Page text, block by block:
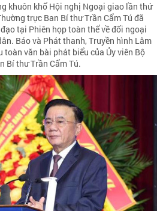
khuôn khổ Hội nghị Ngoại giao lần thứ
trực Ban Bí thư Trần Cẩm Tú đã
tại Phiên họp toàn thể về đối ngoại
Báo và Phát thanh, Truyền hình Lâm
văn bài phát biểu của Ủy viên Bộ
Bí thư Trần Cẩm Tú.